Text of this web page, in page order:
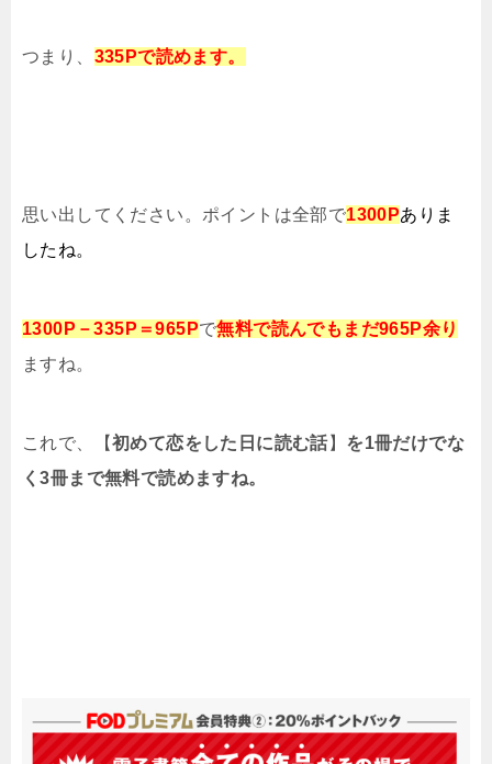
つまり、 335 Pで読めます。
思い出してください。ポイントは全部で1300Pありま
したね。
1300P－335P＝965Pで無料で読んでもまだ965P余り
ますね。
これで、【初めて恋をした日に読む話】 を1冊だけでな
く3冊まで無料で読めますね。